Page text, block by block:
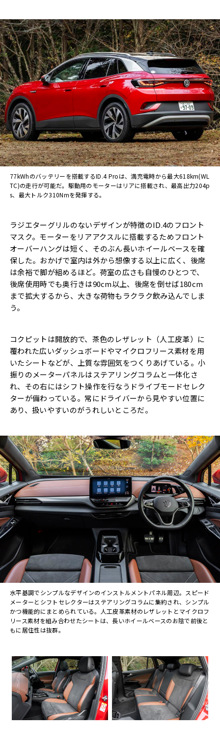
77kWhのバッテリーを搭載するID.4 Proは、満充電時から最大618km(WL
TC)の走行が可能だ。駆動用のモーターはリアに搭載され、最高出力204p
s、最大トルク310Nmを発揮する。
ラジエターグリルのないデザインが特徴のID.4のフロント
マスク。モーターをリアアクスルに搭載するためフロント
オーバーハングは短く、そのぶん長いホイールベースを確
保した。おかげで室内は外から想像する以上に広く、後席
は余裕で脚が組めるほど。荷室の広さも自慢のひとつで、
後席使用時でも奥行きは90cm以上、後席を倒せば180cm
まで拡大するから、大きな荷物もラクラク飲み込んでしま
う。
コクピットは開放的で、茶色のレザレット（人工皮革）に
覆われた広いダッシュボードやマイクロフリース素材を用
いたシートなどが、上質な雰囲気をつくりあげている。小
振りのメーターパネルはステアリングコラムと一体化さ
れ、その右にはシフト操作を行なうドライブモードセレク
ターが備わっている。常にドライバーから見やすい位置に
あり、扱いやすいのがうれしいところだ。
水平基調でシンプルなデザインのインストルメントパネル周辺。スピード
メーターとシフトセレクターはステアリングコラムに集約され、シンプル
かつ機能的にまとめられている。人工皮革素材のレザレットとマイクロフ
リース素材を組み合わせたシートは、長いホイールベースのお陰で前後と
もに居住性は抜群。